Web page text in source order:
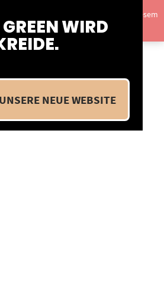
WIRD
NEUE WEBSITE
befinden wir uns im Betriebsurlaub. In diesem
kein Versand statt.Ausblenden